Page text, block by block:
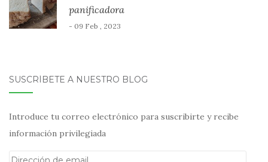
panificadora
- 09 Feb , 2023
SUSCRÍBETE A NUESTRO BLOG
Introduce tu correo electrónico para suscribirte y recibe
información privilegiada
Dirección